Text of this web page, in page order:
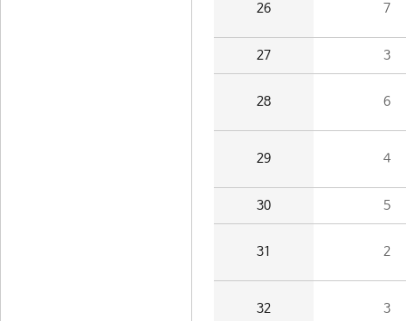
26 7
27 3
28 6
29 4
30 5
31 2
32 3